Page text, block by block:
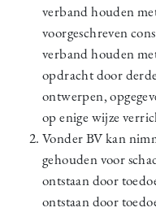
verband houden
voorgeschreven
verband houden
opdracht door
ontwerpen,
op enige wijze
Vonder BV kan
gehouden voor
ontstaan door
ontstaan door